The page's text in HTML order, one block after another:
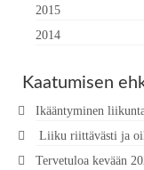
2015
2014
Kaatumisen
Ikääntyminen
Liiku riittävästi ja
Tervetuloa kevään